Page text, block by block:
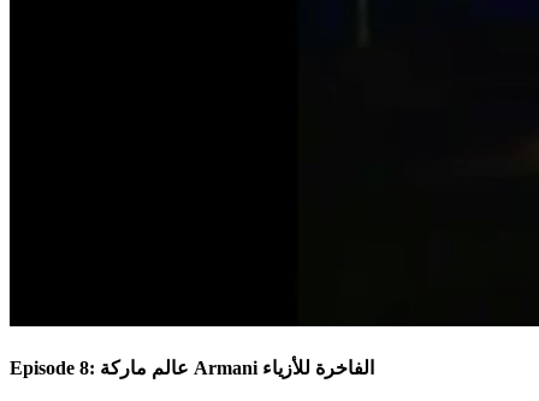
Episode 8: عالم ماركة Armani الفاخرة للأزياء